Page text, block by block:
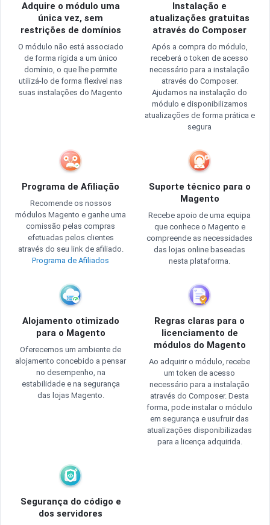
Adquire o módulo uma
única vez, sem
restrições de domínios
O módulo não está associado
de forma rígida a um único
domínio, o que lhe permite
utilizá-lo de forma flexível nas
suas instalações do Magento
Instalação e
atualizações gratuitas
através do Composer
Após a compra do módulo,
receberá o token de acesso
necessário para a instalação
através do Composer.
Ajudamos na instalação do
módulo e disponibilizamos
atualizações de forma prática e
segura
Programa de Afiliação
Recomende os nossos
módulos Magento e ganhe uma
comissão pelas compras
efetuadas pelos clientes
através do seu link de afiliado.
Programa de Afiliados
Suporte técnico para o
Magento
Recebe apoio de uma equipa
que conhece o Magento e
compreende as necessidades
das lojas online baseadas
nesta plataforma.
Alojamento otimizado
para o Magento
Oferecemos um ambiente de
alojamento concebido a pensar
no desempenho, na
estabilidade e na segurança
das lojas Magento.
Regras claras para o
licenciamento de
módulos do Magento
Ao adquirir o módulo, recebe
um token de acesso
necessário para a instalação
através do Composer. Desta
forma, pode instalar o módulo
em segurança e usufruir das
atualizações disponibilizadas
para a licença adquirida.
Segurança do código e
dos servidores